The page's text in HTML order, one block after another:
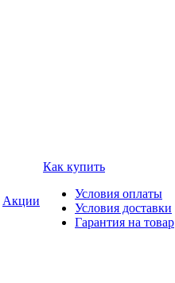
Акции
Как купить
Условия оплаты
Условия доставки
Гарантия на товар